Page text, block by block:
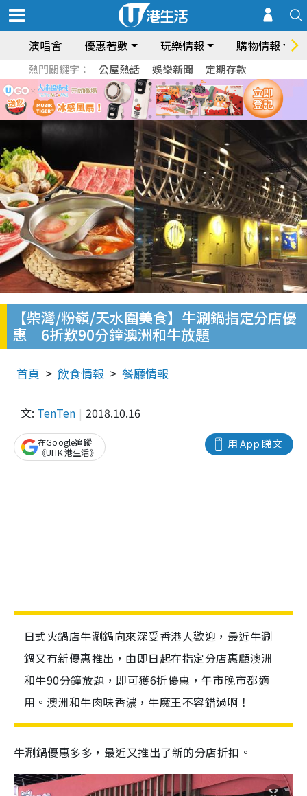
演唱會 優惠著數 玩樂情報 購物情報
熱門關鍵字： 公屋熱話 娛樂新聞 定期存款
【柴灣/粉嶺/天水圍美食】牛涮鍋指定分店優
惠 6折歎90分鐘澳洲和牛放題
首頁 飲食情報 餐廳情報
文: TenTen 2018.10.16
用 App 睇文
在Google追蹤
《UHK 港生活》
日式火鍋店牛涮鍋向來深受香港人歡迎，最近牛涮
鍋又有新優惠推出，由即日起在指定分店惠顧澳洲
和牛90分鐘放題，即可獲6折優惠，午市晚市都適
用。澳洲和牛肉味香濃，牛魔王不容錯過啊！
牛涮鍋優惠多多，最近又推出了新的分店折扣。